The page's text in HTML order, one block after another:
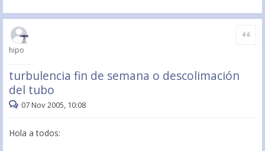
hipo
turbulencia fin de semana o descolimación
del tubo
Citar
07 Nov 2005, 10:08
Hola a todos: